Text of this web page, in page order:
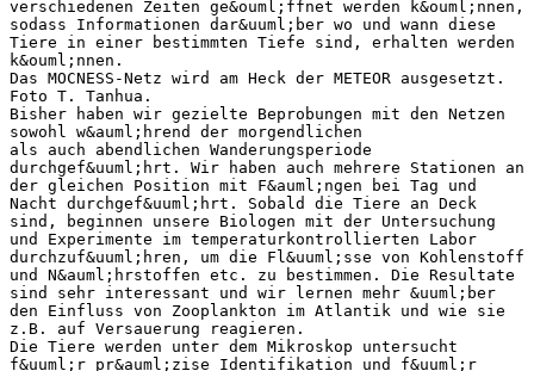
verschiedenen Zeiten ge&ouml;ffnet werden k&ouml;nnen,
sodass Informationen dar&uuml;ber wo und wann diese
Tiere in einer bestimmten Tiefe sind, erhalten werden
k&ouml;nnen.
Das MOCNESS-Netz wird am Heck der METEOR ausgesetzt.
Foto T. Tanhua.
Bisher haben wir gezielte Beprobungen mit den Netzen
sowohl w&auml;hrend der morgendlichen
als auch abendlichen Wanderungsperiode
durchgef&uuml;hrt. Wir haben auch mehrere Stationen an
der gleichen Position mit F&auml;ngen bei Tag und
Nacht durchgef&uuml;hrt. Sobald die Tiere an Deck
sind, beginnen unsere Biologen mit der Untersuchung
und Experimente im temperaturkontrollierten Labor
durchzuf&uuml;hren, um die Fl&uuml;sse von Kohlenstoff
und N&auml;hrstoffen etc. zu bestimmen. Die Resultate
sind sehr interessant und wir lernen mehr &uuml;ber
den Einfluss von Zooplankton im Atlantik und wie sie
z.B. auf Versauerung reagieren.
Die Tiere werden unter dem Mikroskop untersucht
f&uuml;r pr&auml;zise Identifikation und f&uuml;r